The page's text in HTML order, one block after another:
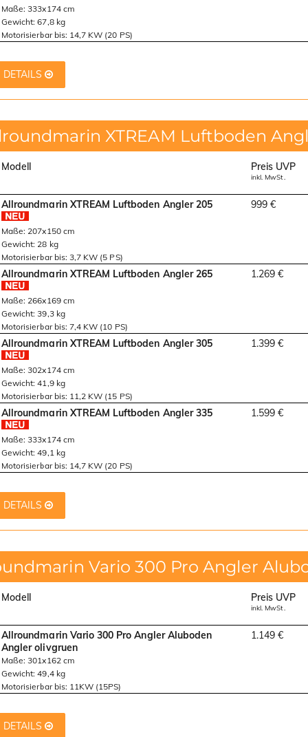
Maße: 333x174 cm
Gewicht: 67,8 kg
Motorisierbar bis: 14,7 KW (20 PS)
DETAILS
XTREAM Luftboden
Modell Preis UVP
inkl. MwSt.
Allroundmarin XTREAM Luftboden Angler 205
Maße: 207x150 cm
Gewicht: 28 kg
Motorisierbar bis: 3,7 KW (5 PS)
999 €
Allroundmarin XTREAM Luftboden Angler 265
Maße: 266x169 cm
Gewicht: 39,3 kg
Motorisierbar bis: 7,4 KW (10 PS)
1.269 €
Allroundmarin XTREAM Luftboden Angler 305
Maße: 302x174 cm
Gewicht: 41,9 kg
Motorisierbar bis: 11,2 KW (15 PS)
1.399 €
Allroundmarin XTREAM Luftboden Angler 335
Maße: 333x174 cm
Gewicht: 49,1 kg
Motorisierbar bis: 14,7 KW (20 PS)
1.599 €
DETAILS
Vario 300 Pro Angler
Modell Preis UVP
inkl. MwSt.
Allroundmarin Vario 300 Pro Angler Aluboden
Angler olivgruen
Maße: 301x162 cm
Gewicht: 49,4 kg
Motorisierbar bis: 11KW (15PS)
1.149 €
DETAILS